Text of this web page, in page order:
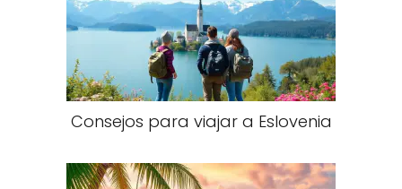
Consejos para viajar a Eslovenia​